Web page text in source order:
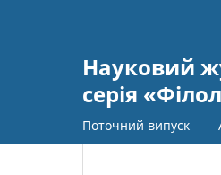
Науковий
серія
Поточний випуск